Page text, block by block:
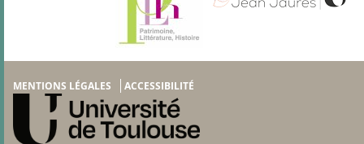
MENTIONS LÉGALES ACCESSIBILITÉ